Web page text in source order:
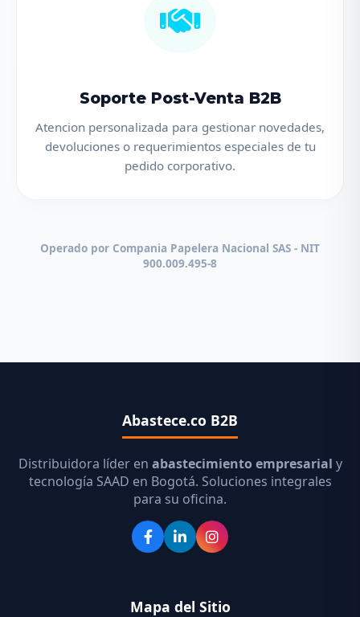
Soporte Post-Venta B2B
Atencion personalizada para gestionar novedades,
devoluciones o requerimientos especiales de tu
pedido corporativo.
Operado por Compania Papelera Nacional SAS - NIT
900.009.495-8
Abastece.co B2B
Distribuidora líder en abastecimiento empresarial y
tecnología SAAD en Bogotá. Soluciones integrales
para su oficina.
Mapa del Sitio